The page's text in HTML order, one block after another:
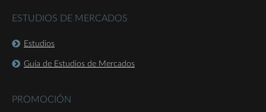
ESTUDIOS DE MERCADOS
Estudios
Guía de Estudios de Mercados
PROMOCIÓN